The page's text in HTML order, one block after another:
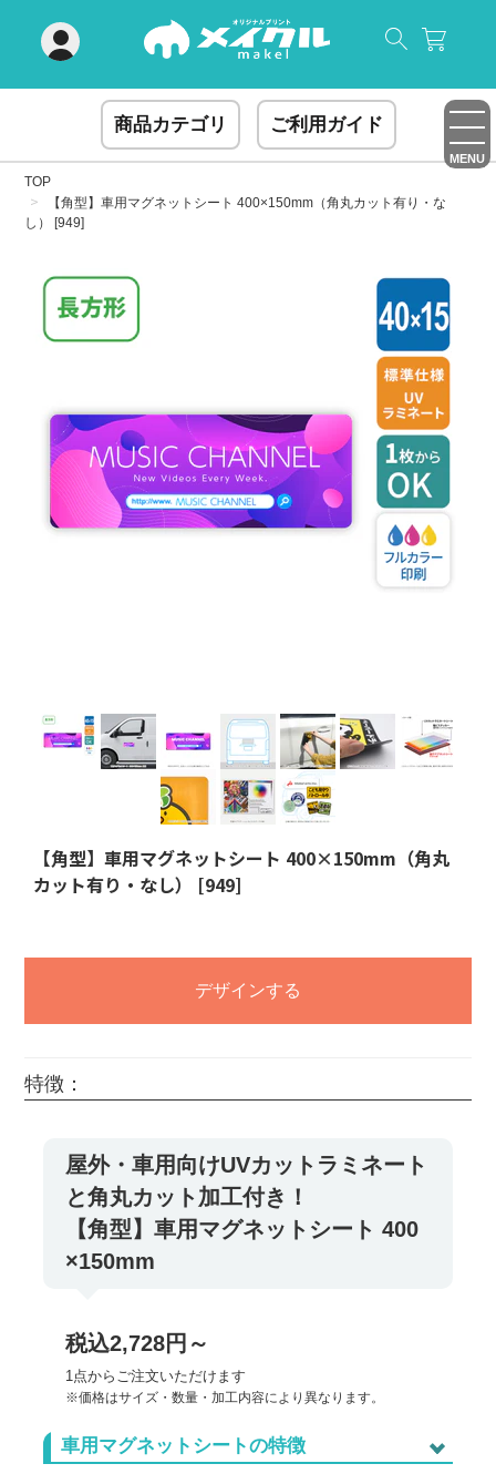
商品カテゴリ ご利用ガイド
MENU
TOP
【角型】車用マグネットシート 400×150mm（角丸カット有り・な
し） [949]
【角型】車用マグネットシート 400×150mm（角丸
カット有り・なし） [949]
デザインする
特徴：
屋外・車用向けUVカットラミネート
と角丸カット加工付き！
【角型】車用マグネットシート 400
×150mm
税込2,728円～
1点からご注文いただけます
※価格はサイズ・数量・加工内容により異なります。
車用マグネットシートの特徴